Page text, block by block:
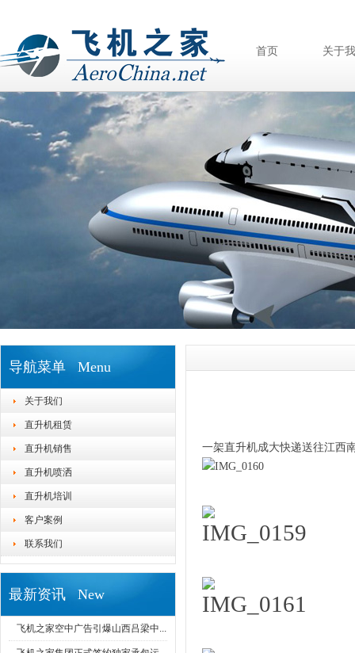
首页 关于
导航菜单 Menu
关于我们
直升机租赁
直升机销售
直升机喷洒
直升机培训
客户案例
联系我们
最新资讯 New
飞机之家空中广告引爆山西吕梁中...
一架直升机成大快递送往江西